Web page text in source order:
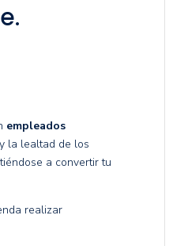
empleados
la lealtad de los
a convertir tu
realizar